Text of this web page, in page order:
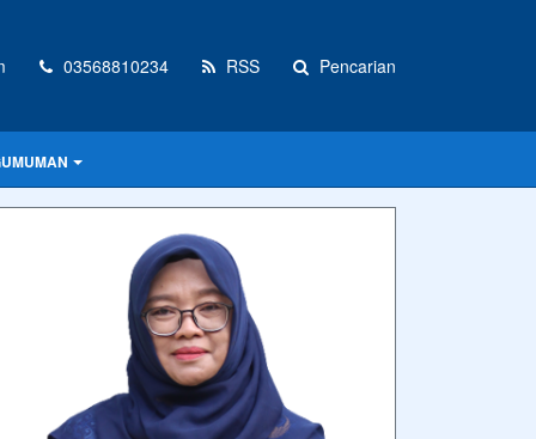
03568810234 RSS Pencarian